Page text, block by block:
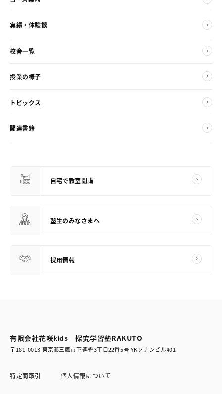
実績・体験談
校舎一覧
授業の様子
トピックス
関連書籍
自宅で教室開講
塾生のみなさまへ
採用情報
有限会社花咲kids 探究学習塾RAKUTO
〒181-0013 東京都三鷹市下連雀3丁目22番5号 YKソナンビル401
特定商取引 個人情報について